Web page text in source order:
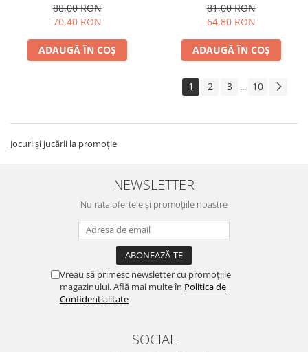
88,00 RON
70,40 RON
ADAUGĂ ÎN COȘ
81,00 RON
64,80 RON
ADAUGĂ ÎN COȘ
1 2 3 ... 10
Jocuri și jucării la promoție
NEWSLETTER
Nu rata ofertele și promoțiile noastre
Vreau să primesc newsletter cu promoțiile
magazinului. Află mai multe în Politica de
Confidentialitate
SOCIAL